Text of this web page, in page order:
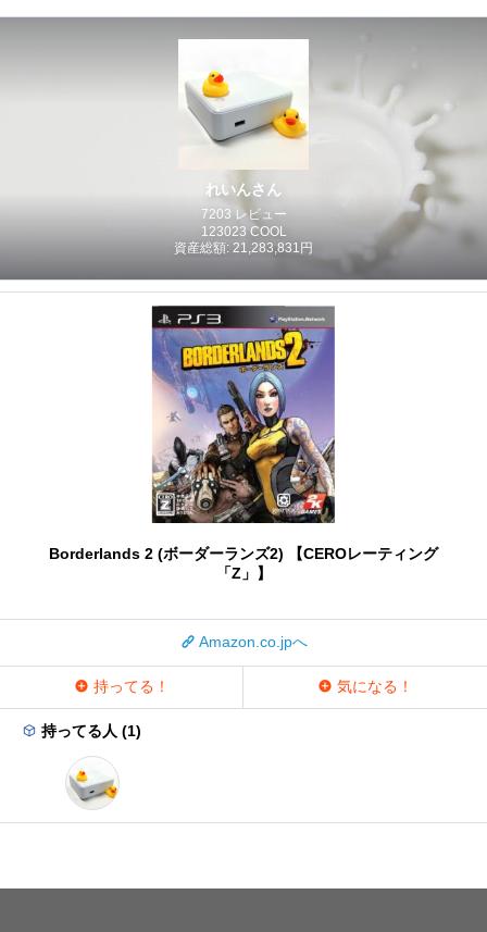
れいんさん
7203 レビュー
123023 COOL
資産総額: 21,283,831円
Borderlands 2 (ボーダーランズ2) 【CEROレーティング
「Z」】
Amazon.co.jpへ
持ってる！ 気になる！
持ってる人 (1)